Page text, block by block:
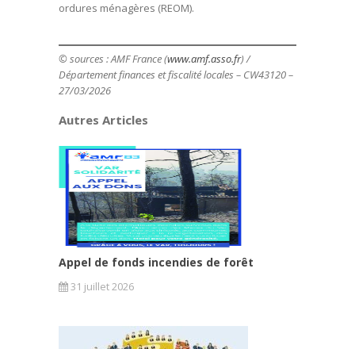
ordures ménagères (REOM).
© sources : AMF France (www.amf.asso.fr) /
Département finances et fiscalité locales – CW43120 –
27/03/2026
Autres Articles
Appel de fonds incendies de forêt
31 juillet 2026